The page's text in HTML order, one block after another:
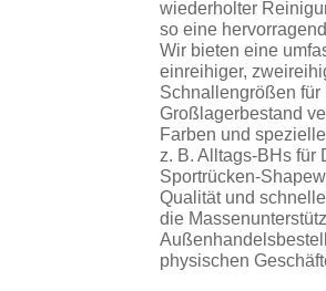
wiederholter
so eine
Wir bieten eine
einreihiger,
Schnallengrößen für
Großlagerbestand
Farben und
z. B. Alltags-BHs für
Sportrücken-
Qualität und
die
physischen